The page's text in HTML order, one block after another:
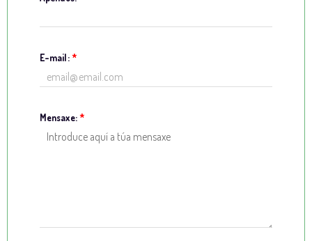
E-mail:*
Mensaxe:*